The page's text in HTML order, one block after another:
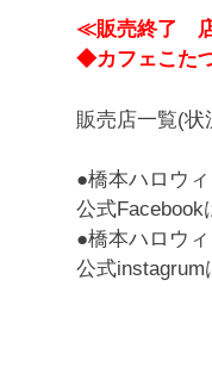
≪販売終了
◆カフェこた
販売店一覧(状
●橋本ハロウ
公式Facebook
●橋本ハロウ
公式instagrum